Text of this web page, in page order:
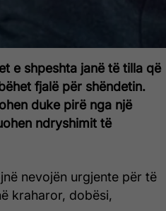
e shpeshta janë të tilla që
fjalë për shëndetin.
duke pirë nga një
ndryshimit të
nevojën urgjente për të
kraharor, dobësi,